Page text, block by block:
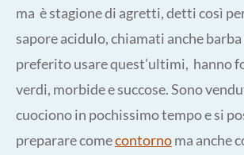
ma è stagione di agretti, detti così
sapore acidulo, chiamati anche
preferito usare quest’ultimi, hanno
verdi, morbide e succose. Sono
cuociono in pochissimo tempo e si
preparare comecontornoma anche